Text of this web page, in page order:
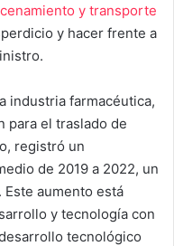
y transporte
y hacer frente a
industria farmacéutica,
para el traslado de
registró un
de 2019 a 2022, un
aumento está
y tecnología con
tecnológico